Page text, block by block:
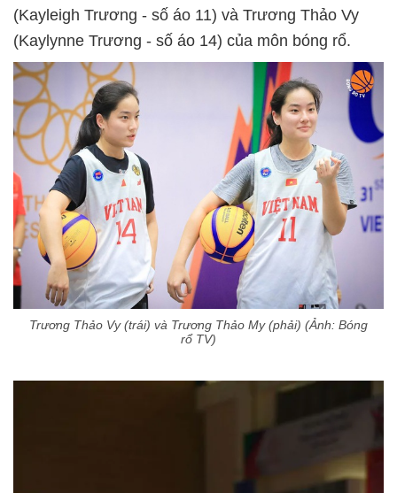
(Kayleigh Trương - số áo 11) và Trương Thảo Vy
(Kaylynne Trương - số áo 14) của môn bóng rổ.
Trương Thảo Vy (trái) và Trương Thảo My (phải) (Ảnh: Bóng
rổ TV)